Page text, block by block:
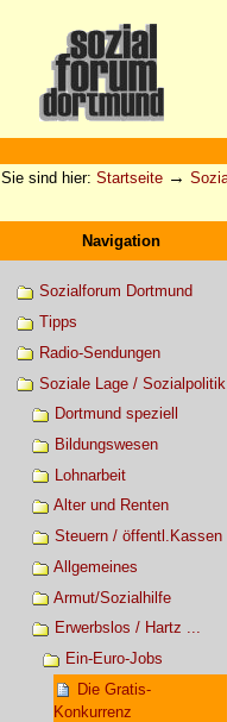
Werkzeuge
Sie sind hier: Startseite →
Navigation
Sozialforum Dortmund
Tipps
Radio-Sendungen
Soziale Lage / Sozialpolitik
Dortmund speziell
Bildungswesen
Lohnarbeit
Alter und Renten
Steuern / öffentl.Kassen
Allgemeines
Armut/Sozialhilfe
Erwerbslos / Hartz ...
Ein-Euro-Jobs
Die Gratis-
Konkurrenz